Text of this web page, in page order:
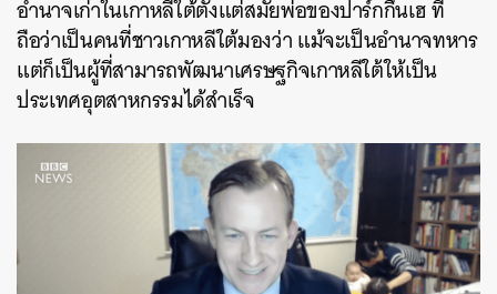
อำนาจเก่าในเกาหลีใต้ตั้งแต่สมัยพ่อของปาร์กกึนเฮ ที่
ถือว่าเป็นคนที่ชาวเกาหลีใต้มองว่า แม้จะเป็นอำนาจทหาร
แต่ก็เป็นผู้ที่สามารถพัฒนาเศรษฐกิจเกาหลีใต้ให้เป็น
ประเทศอุตสาหกรรมได้สำเร็จ
SHARE TWEET LINE EMAIL